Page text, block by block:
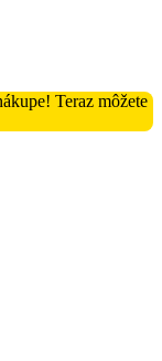
Teraz môžete